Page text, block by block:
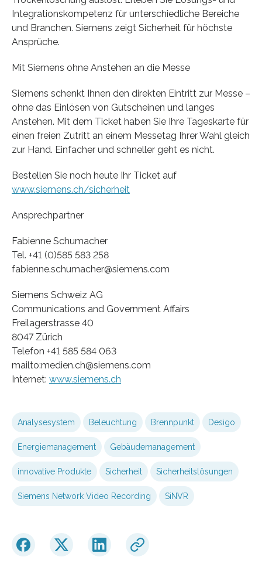
Integrationskompetenz für unterschiedliche Bereiche
und Branchen. Siemens zeigt Sicherheit für höchste
Ansprüche.
Mit Siemens ohne Anstehen an die Messe
Siemens schenkt Ihnen den direkten Eintritt zur Messe –
ohne das Einlösen von Gutscheinen und langes
Anstehen. Mit dem Ticket haben Sie Ihre Tageskarte für
einen freien Zutritt an einem Messetag Ihrer Wahl gleich
zur Hand. Einfacher und schneller geht es nicht.
Bestellen Sie noch heute Ihr Ticket auf
www.siemens.ch/sicherheit
Ansprechpartner
Fabienne Schumacher
Tel. +41 (0)585 583 258
fabienne.schumacher@siemens.com
Siemens Schweiz AG
Communications and Government Affairs
Freilagerstrasse 40
8047 Zürich
Telefon +41 585 584 063
mailto:medien.ch@siemens.com
Internet: www.siemens.ch
Analysesystem Beleuchtung Brennpunkt Desigo
Energiemanagement Gebäudemanagement
innovative Produkte Sicherheit Sicherheitslösungen
Siemens Network Video Recording SiNVR